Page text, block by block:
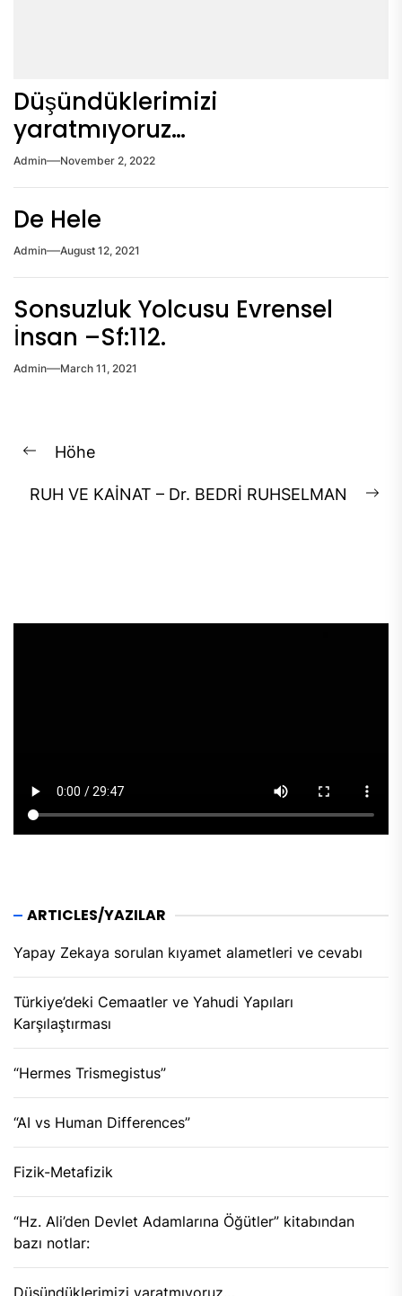
Düşündüklerimizi
yaratmıyoruz…
Admin November 2, 2022
De Hele
Admin August 12, 2021
Sonsuzluk Yolcusu Evrensel
İnsan –Sf:112.
Admin March 11, 2021
Post
Previous
post:
Höhe
RUH VE KAİNAT – Dr. BEDRİ RUHSELMAN
ARTICLES/YAZILAR
Yapay Zekaya sorulan kıyamet alametleri ve cevabı
Türkiye’deki Cemaatler ve Yahudi Yapıları
Karşılaştırması
“Hermes Trismegistus”
“AI vs Human Differences”
Fizik-Metafizik
“Hz. Ali’den Devlet Adamlarına Öğütler” kitabından
bazı notlar: